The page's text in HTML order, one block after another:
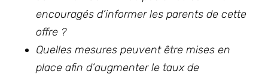
encouragés d’informer les parents de cette
offre ?
Quelles mesures peuvent être mises en
place afin d’augmenter le taux de